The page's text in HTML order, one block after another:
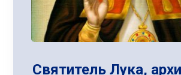
Святитель Лука,